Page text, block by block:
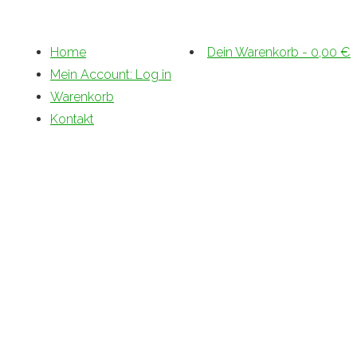
Home
Mein Account: Log in
Warenkorb
Kontakt
Dein Warenkorb - 0,00 €